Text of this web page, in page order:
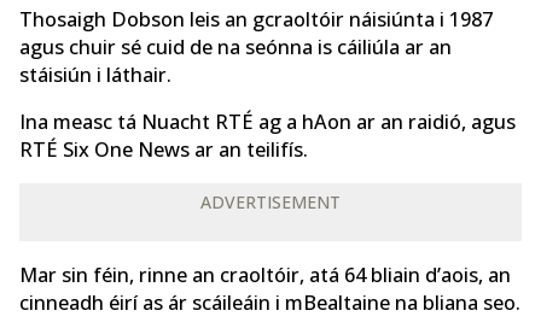
Thosaigh Dobson leis an gcraoltóir náisiúnta i 1987
agus chuir sé cuid de na seónna is cáiliúla ar an
stáisiún i láthair.
Ina measc tá Nuacht RTÉ ag a hAon ar an raidió, agus
RTÉ Six One News ar an teilifís.
ADVERTISEMENT
Mar sin féin, rinne an craoltóir, atá 64 bliain d’aois, an
cinneadh éirí as ár scáileáin i mBealtaine na bliana seo.